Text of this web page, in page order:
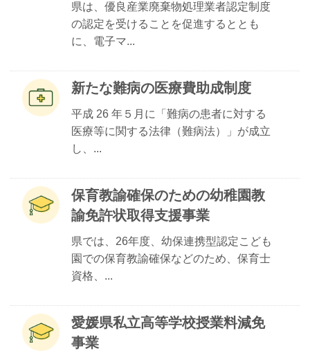
県は、優良産業廃棄物処理業者認定制度
の認定を受けることを促進するととも
に、電子マ...
新たな難病の医療費助成制度
平成 26 年５月に「難病の患者に対する
医療等に関する法律（難病法）」が成立
し、...
保育教諭確保のための幼稚園教
諭免許状取得支援事業
県では、26年度、幼保連携型認定こども
園での保育教諭確保などのため、保育士
資格、...
愛媛県私立高等学校授業料減免
事業